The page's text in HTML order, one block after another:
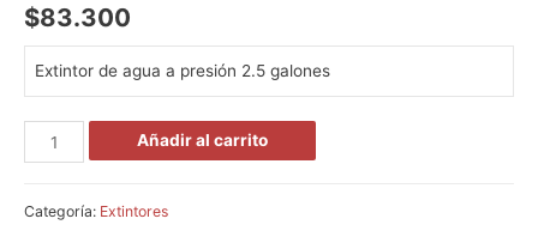
$83.300
Extintor de agua a presión 2.5 galones
Extintor
de
Añadir al carrito
Categoría: Extintores